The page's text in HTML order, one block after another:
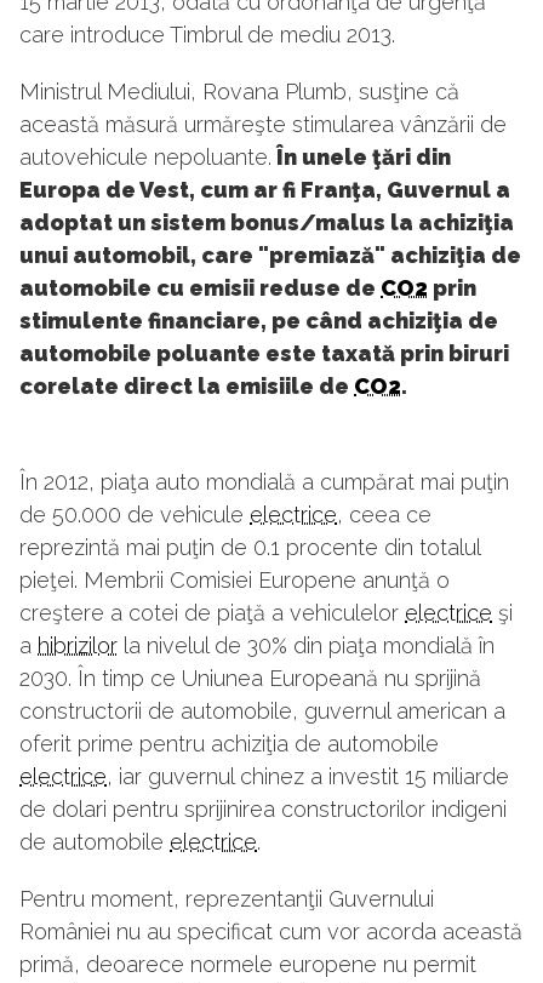
care introduce Timbrul de mediu 2013.
Ministrul Mediului, Rovana Plumb, susţine că
această măsură urmăreşte stimularea vânzării de
autovehicule nepoluante. În unele ţări din
Europa de Vest, cum ar fi Franţa, Guvernul a
adoptat un sistem bonus/malus la achiziţia
unui automobil, care "premiază" achiziţia de
automobile cu emisii reduse de CO2 prin
stimulente financiare, pe când achiziţia de
automobile poluante este taxată prin biruri
corelate direct la emisiile de CO2.
În 2012, piaţa auto mondială a cumpărat mai puţin
de 50.000 de vehicule electrice, ceea ce
reprezintă mai puţin de 0.1 procente din totalul
pieţei. Membrii Comisiei Europene anunţă o
creştere a cotei de piaţă a vehiculelor electrice şi
a hibrizilor la nivelul de 30% din piaţa mondială în
2030. În timp ce Uniunea Europeană nu sprijină
constructorii de automobile, guvernul american a
oferit prime pentru achiziţia de automobile
electrice, iar guvernul chinez a investit 15 miliarde
de dolari pentru sprijinirea constructorilor indigeni
de automobile electrice.
Pentru moment, reprezentanţii Guvernului
României nu au specificat cum vor acorda această
primă, deoarece normele europene nu permit